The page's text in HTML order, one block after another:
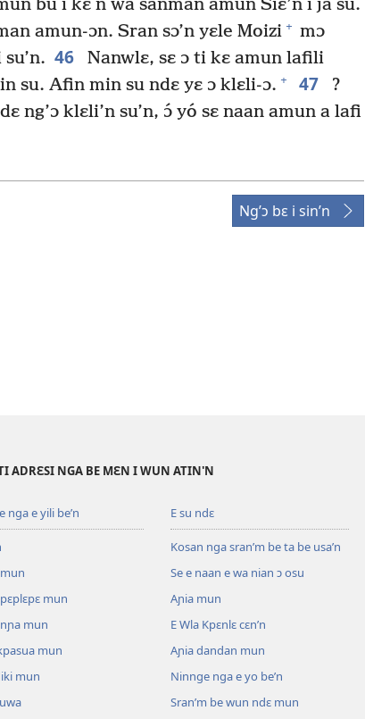
bu i kɛ ń wá sánman amun Siɛ’n i ja su.
amun-ɔn. Sran sɔ’n yɛle Moizi + mɔ
46
Nanwlɛ, sɛ ɔ ti kɛ amun lafili
su. Afin min su ndɛ yɛ ɔ klɛli-ɔ. + 47
?
ng’ɔ klɛli’n su’n, ɔ́ yó sɛ naan amun a lafi
Ng’ɔ bɛ i sin’n
ADRƐSI NGA BE MƐN I WUN ATIN'N
nga e yili be’n
mun
mun
mun
mun
E su ndɛ
Kosan nga sran’m be ta be usa’n
Se e naan e wa nian ɔ osu
Aɲia mun
E Wla Kpɛnlɛ cɛn’n
Aɲia dandan mun
Ninnge nga e yo be’n
Sran’m be wun ndɛ mun